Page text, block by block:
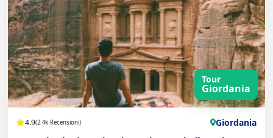
Tour
Giordania
4.9(2.4k Recensioni) Giordania